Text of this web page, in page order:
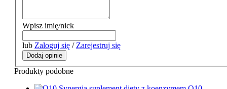
Wpisz imię/nick
lub Zaloguj się / Zarejestruj się
Dodaj opinie
Produkty podobne